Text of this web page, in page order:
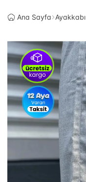
Ana Sayfa Ayakkabı